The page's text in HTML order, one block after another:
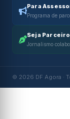
Para
Programa de
Seja
Jornalismo
© 2026 DF Agora ·